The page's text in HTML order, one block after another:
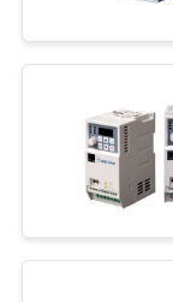
FABRYCE
KONTROLA
JAKOŚCI